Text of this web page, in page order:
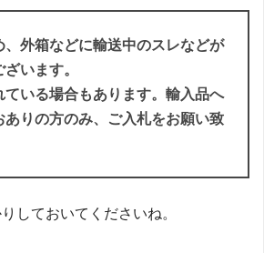
、外箱などに輸送中のスレなどが
います。
ている場合もあります。輸入品へ
ありの方のみ、ご入札をお願い致
しておいてくださいね。